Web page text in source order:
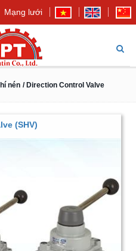
Mạng lưới
nén / Direction Control Valve
(SHV)